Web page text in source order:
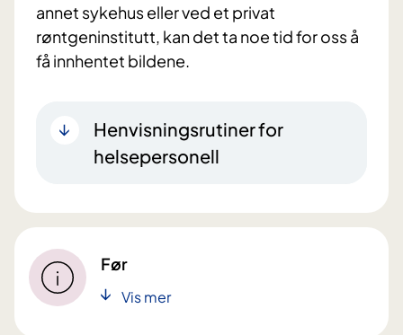
annet sykehus eller ved et privat
røntgeninstitutt, kan det ta noe tid for oss å
få innhentet bildene.
Henvisningsrutiner for
helsepersonell
Før
Vis mer